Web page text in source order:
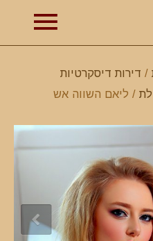
/ דירות דיסקרטיות
/ ליאם השווה אש